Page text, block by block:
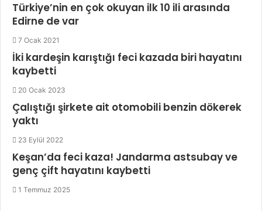
Türkiye’nin en çok okuyan ilk 10 ili arasında
Edirne de var
7 Ocak 2021
İki kardeşin karıştığı feci kazada biri hayatını
kaybetti
20 Ocak 2023
Çalıştığı şirkete ait otomobili benzin dökerek
yaktı
23 Eylül 2022
Keşan’da feci kaza! Jandarma astsubay ve
genç çift hayatını kaybetti
1 Temmuz 2025